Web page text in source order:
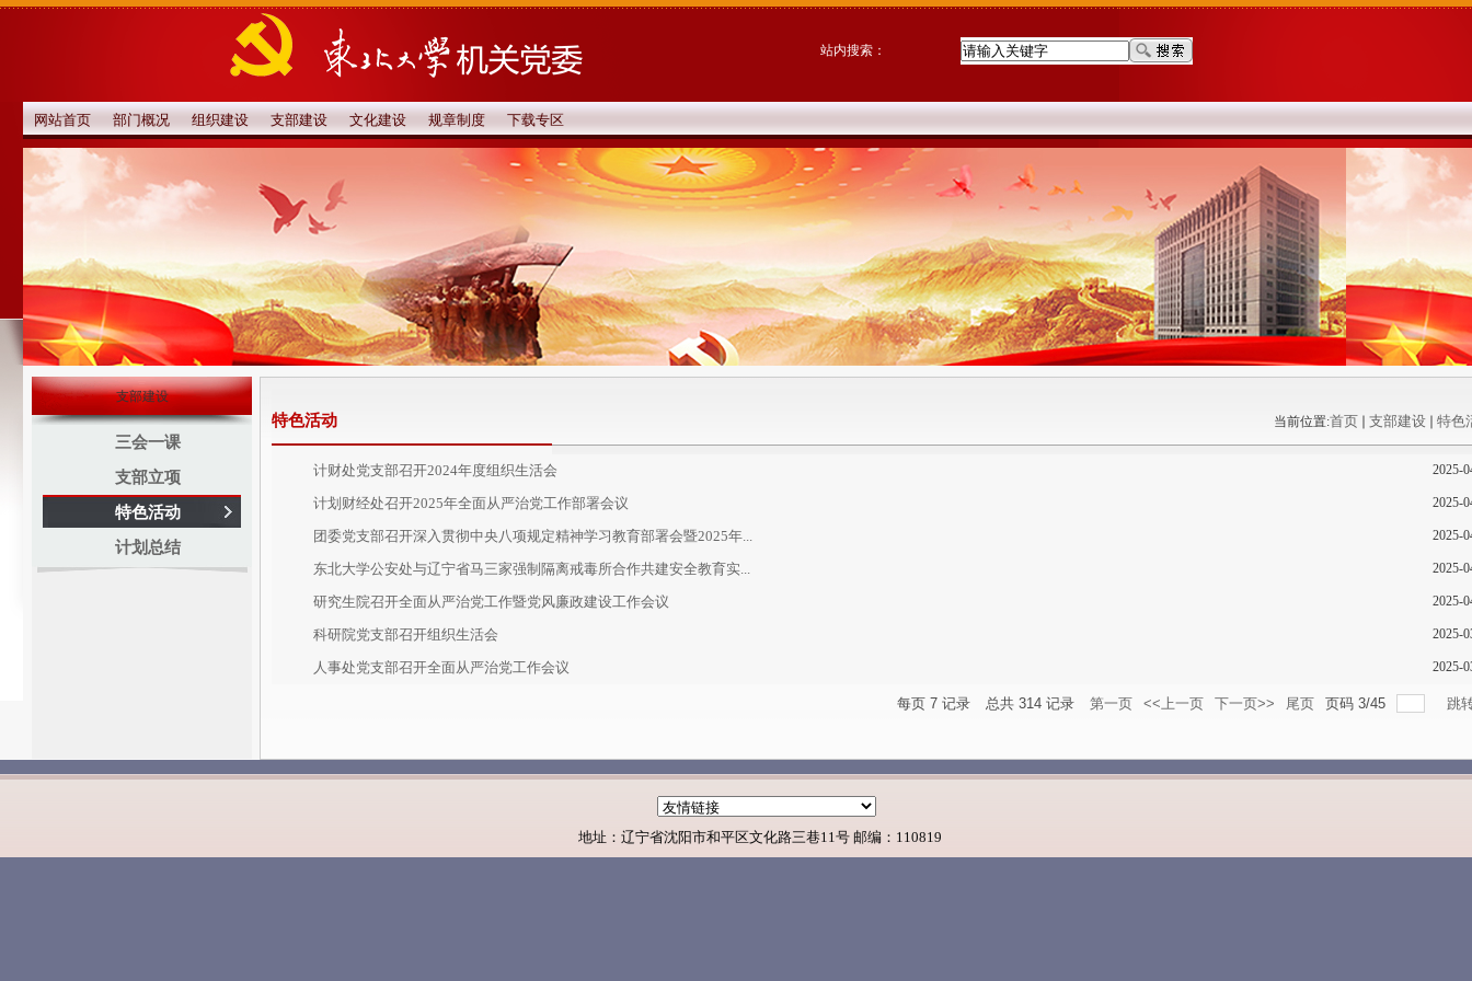
站内搜索：
网站首页 部门概况 组织建设 支部建设 文化建设 规章制度 下载专区
支部建设
三会一课
支部立项
特色活动
计划总结
特色活动 当前位置:首页 支部建设 特色
计财处党支部召开2024年度组织生活会 2025-
计划财经处召开2025年全面从严治党工作部署会议 2025-
团委党支部召开深入贯彻中央八项规定精神学习教育部署会暨2025年... 2025-
东北大学公安处与辽宁省马三家强制隔离戒毒所合作共建安全教育实... 2025-
研究生院召开全面从严治党工作暨党风廉政建设工作会议 2025-
科研院党支部召开组织生活会 2025-
人事处党支部召开全面从严治党工作会议 2025-
每页 7 记录 总共 314 记录 第一页 <<上一页 下一页>> 尾页 页码 3/45 跳
地址：辽宁省沈阳市和平区文化路三巷11号 邮编：110819